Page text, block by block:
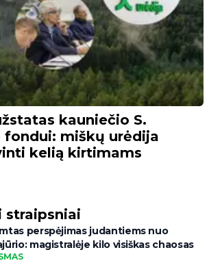
kauniečio S.
fondui: miškų urėdija
kelią kirtimams
straipsniai
perspėjimas judantiems nuo
magistralėje kilo visiškas chaosas